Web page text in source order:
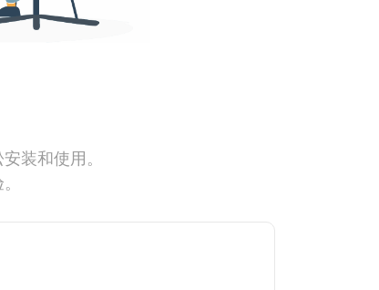
装和使用。